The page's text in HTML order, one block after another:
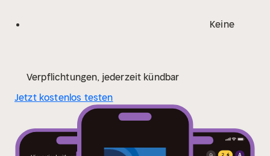
Keine
Verpflichtungen, jederzeit kündbar
Jetzt kostenlos testen